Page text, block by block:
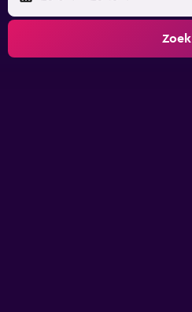
Zoek